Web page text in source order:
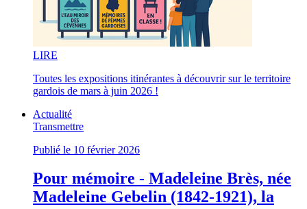
LIRE
Toutes les expositions itinérantes à découvrir sur le territoire
gardois de mars à juin 2026 !
Actualité
Transmettre
Publié le 10 février 2026
Pour mémoire - Madeleine Brès, née
Madeleine Gebelin (1842-1921), la